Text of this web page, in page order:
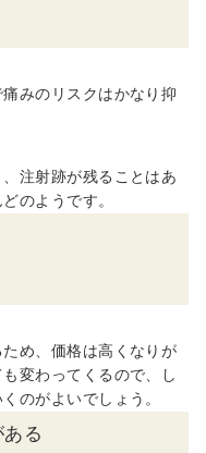
みのリスクはかなり抑
注射跡が残ることはあ
のようです。
め、価格は高くなりが
変わってくるので、し
のがよいでしょう。
る